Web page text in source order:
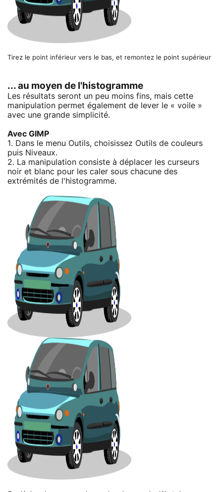
Tirez le point inférieur vers le bas, et remontez le point supérieur
... au moyen de l'histogramme
Les résultats seront un peu moins fins, mais cette
manipulation permet également de lever le « voile »
avec une grande simplicité.
Avec GIMP
1. Dans le menu Outils, choisissez Outils de couleurs
puis Niveaux.
2. La manipulation consiste à déplacer les curseurs
noir et blanc pour les caler sous chacune des
extrémités de l'histogramme.